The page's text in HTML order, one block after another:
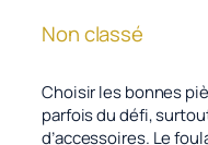
Non classé
Choisir les bonnes
parfois du défi,
d’accessoires. Le